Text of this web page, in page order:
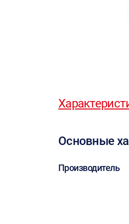
Основные
Производитель